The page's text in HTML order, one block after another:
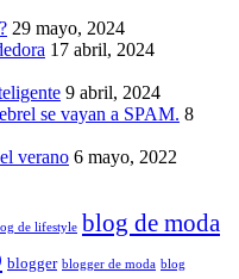
29 mayo, 2024
17 abril, 2024
9 abril, 2024
se vayan a SPAM. 8
verano 6 mayo, 2022
de lifestyle blog de moda
blogger blogger de moda blog